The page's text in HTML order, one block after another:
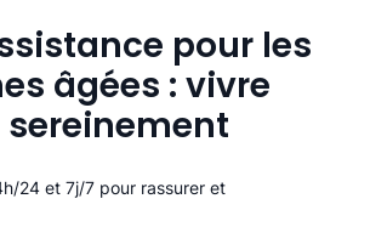
pour les
âgées : vivre
sereinement
24 et 7j/7 pour rassurer et